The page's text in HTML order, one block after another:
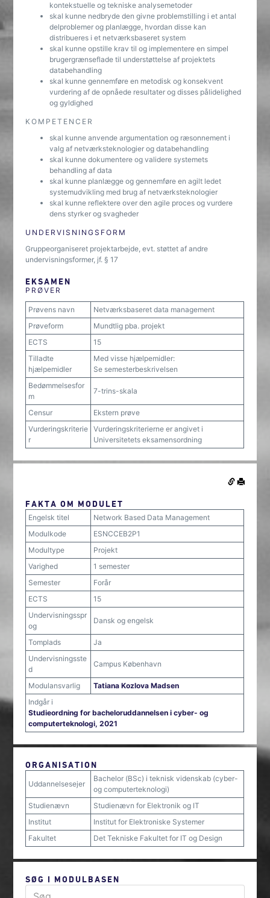
kontekstuelle og tekniske analysemetoder
skal kunne nedbryde den givne problemstilling i et antal
delproblemer og planlægge, hvordan disse kan
distribueres i et netværksbaseret system
skal kunne opstille krav til og implementere en simpel
brugergrænseflade til understøttelse af projektets
databehandling
skal kunne gennemføre en metodisk og konsekvent
vurdering af de opnåede resultater og disses pålidelighed
og gyldighed
KOMPETENCER
skal kunne anvende argumentation og ræsonnement i
valg af netværksteknologier og databehandling
skal kunne dokumentere og validere systemets
behandling af data
skal kunne planlægge og gennemføre en agilt ledet
systemudvikling med brug af netværksteknologier
skal kunne reflektere over den agile proces og vurdere
dens styrker og svagheder
UNDERVISNINGSFORM
Gruppeorganiseret projektarbejde, evt. støttet af andre
undervisningsformer, jf. § 17
EKSAMEN
PRØVER
Prøvens navn
Netværksbaseret data management
Prøveform
Mundtlig pba. projekt
ECTS
15
Tilladte
hjælpemidler
Med visse hjælpemidler:
Se semesterbeskrivelsen
Bedømmelsesfor
m
7-trins-skala
Censur
Ekstern prøve
Vurderingskriterie
r
Vurderingskriterierne er angivet i
Universitetets eksamensordning
FAKTA OM MODULET
Engelsk titel
Network Based Data Management
Modulkode
ESNCCEB2P1
Modultype
Projekt
Varighed
1 semester
Semester
Forår
ECTS
15
Undervisningsspr
og
Dansk og engelsk
Tomplads
Ja
Undervisningsste
d
Campus København
Modulansvarlig
Tatiana Kozlova Madsen
Indgår i
Studieordning for bacheloruddannelsen i cyber- og
computerteknologi, 2021
ORGANISATION
Uddannelsesejer
Bachelor (BSc) i teknisk videnskab (cyber-
og computerteknologi)
Studienævn
Studienævn for Elektronik og IT
Institut
Institut for Elektroniske Systemer
Fakultet
Det Tekniske Fakultet for IT og Design
SØG I MODULBASEN